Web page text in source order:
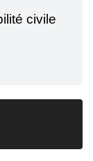
civile